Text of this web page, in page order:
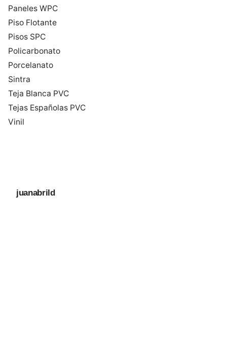
Paneles WPC
Piso Flotante
Pisos SPC
Policarbonato
Porcelanato
Sintra
Teja Blanca PVC
Tejas Españolas PVC
Vinil
juanabrild